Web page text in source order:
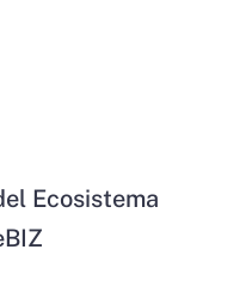
Ecosistema